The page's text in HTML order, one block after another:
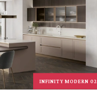
INFINITY MODERN 02